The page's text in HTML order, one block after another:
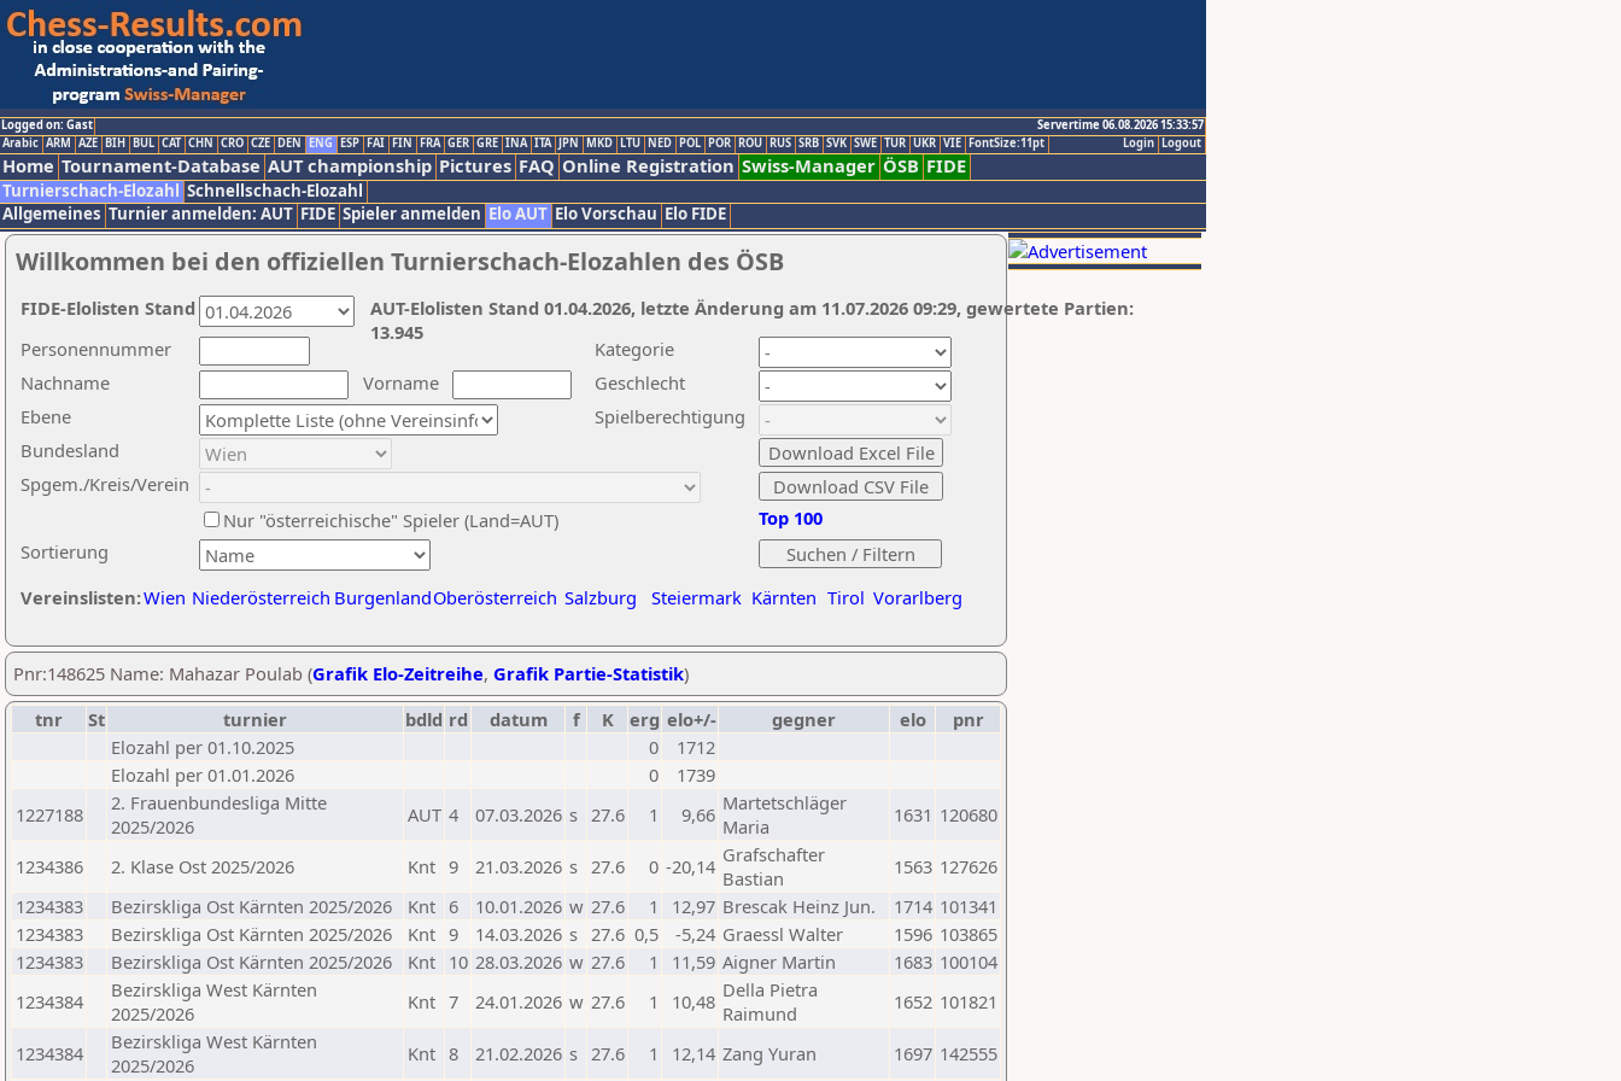
Logged on: Gast
Servertime 06.08.2026 15:33:57
Logout
Login
Arabic ARM AZE BIH BUL CAT CHN CRO CZE DEN ENG ESP FAI FIN FRA GER GRE INA ITA JPN MKD LTU NED POL POR ROU RUS SRB SVK SWE TUR UKR VIE FontSize:11pt
Home Tournament-Database AUT championship Pictures FAQ Online Registration Swiss-Manager ÖSB FIDE
Turnierschach-Elozahl Schnellschach-Elozahl
Allgemeines Turnier anmelden: AUT FIDE Spieler anmelden Elo AUT Elo Vorschau Elo FIDE
Willkommen bei den offiziellen Turnierschach-Elozahlen des ÖSB
Nachname
Vorname
Ebene
Kategorie
Sortierung
Personennummer
Bundesland
Spgem./Kreis/Verein
Geschlecht
Nur "österreichische" Spieler (Land=AUT)
Spielberechtigung
Vereinslisten:Wien Niederösterreich BurgenlandOberösterreich Salzburg Steiermark Kärnten Tirol Vorarlberg
Top 100
AUT-Elolisten Stand 01.04.2026, letzte Änderung am 11.07.2026 09:29, gewertete Partien:
13.945
FIDE-Elolisten Stand
Pnr:148625 Name: Mahazar Poulab (Grafik Elo-Zeitreihe, Grafik Partie-Statistik)
tnr
St turnier bdld rd datum f K erg elo+/- gegner elo
pnr
Elozahl per 01.10.2025
0
1712
Elozahl per 01.01.2026
0
1739
1227188
2. Frauenbundesliga Mitte
2025/2026
AUT 4 07.03.2026 s 27.6 1 9,66 Martetschläger
Maria
1631 120680
1234386 2. Klase Ost 2025/2026 Knt 9 21.03.2026 s 27.6 0 -20,14 Grafschafter
Bastian
1563 127626
1234383
Bezirskliga Ost Kärnten 2025/2026 Knt 6 10.01.2026 w 27.6 1 12,97 Brescak Heinz Jun. 1714 101341
1234383
Bezirskliga Ost Kärnten 2025/2026 Knt 9 14.03.2026 s 27.6 0,5 -5,24 Graessl Walter 1596 103865
1234383
Bezirskliga Ost Kärnten 2025/2026 Knt 10 28.03.2026 w 27.6 1 11,59 Aigner Martin 1683 100104
1234384
Bezirskliga West Kärnten
2025/2026
Knt 7 24.01.2026 w 27.6 1 10,48 Della Pietra
Raimund
1652 101821
1234384
Bezirskliga West Kärnten
2025/2026
Knt 8 21.02.2026 s 27.6 1 12,14 Zang Yuran 1697 142555